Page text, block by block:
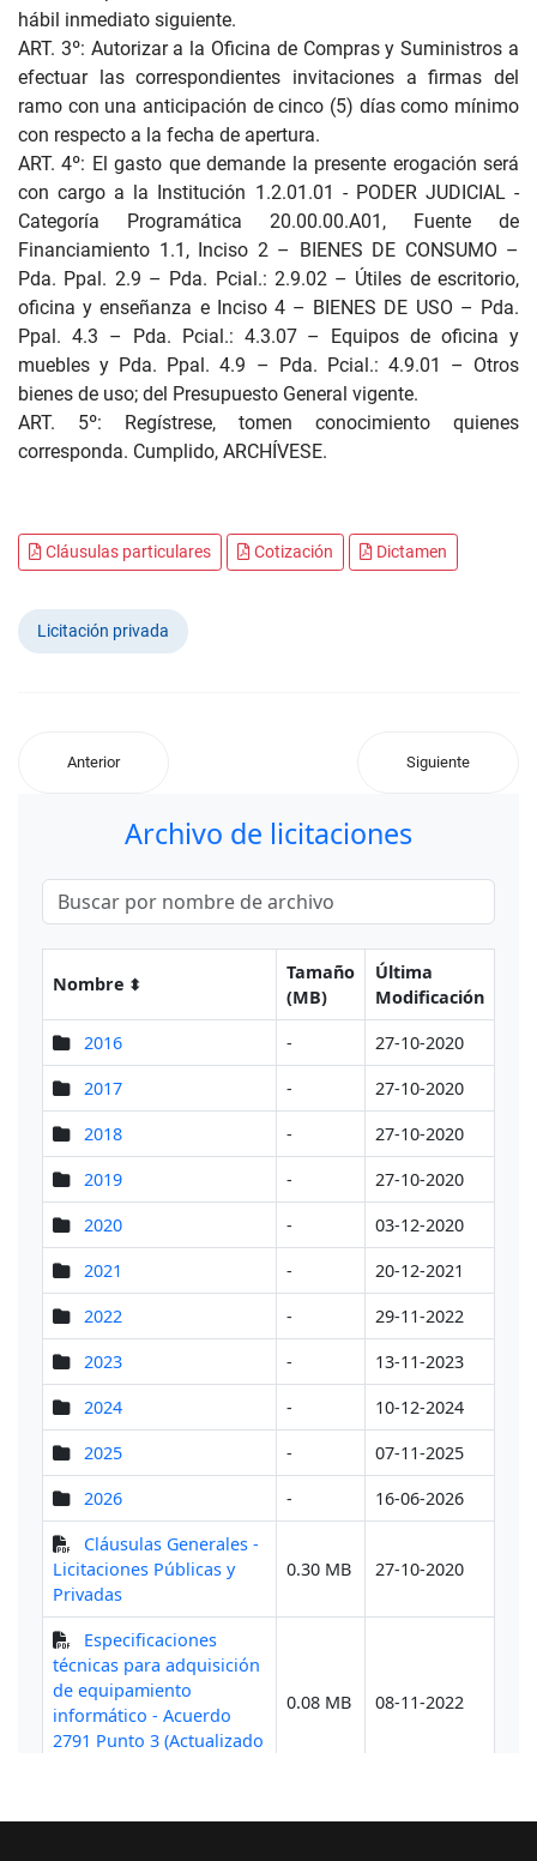
hábil inmediato siguiente.
ART. 3º: Autorizar a la Oficina de Compras y Suministros a
efectuar las correspondientes invitaciones a firmas del
ramo con una anticipación de cinco (5) días como mínimo
con respecto a la fecha de apertura.
ART. 4º: El gasto que demande la presente erogación será
con cargo a la Institución 1.2.01.01 - PODER JUDICIAL -
Categoría Programática 20.00.00.A01, Fuente de
Financiamiento 1.1, Inciso 2 – BIENES DE CONSUMO –
Pda. Ppal. 2.9 – Pda. Pcial.: 2.9.02 – Útiles de escritorio,
oficina y enseñanza e Inciso 4 – BIENES DE USO – Pda.
Ppal. 4.3 – Pda. Pcial.: 4.3.07 – Equipos de oficina y
muebles y Pda. Ppal. 4.9 – Pda. Pcial.: 4.9.01 – Otros
bienes de uso; del Presupuesto General vigente.
ART. 5º: Regístrese, tomen conocimiento quienes
corresponda. Cumplido, ARCHÍVESE.
Cláusulas particulares Cotización Dictamen
Licitación privada
Anterior Siguiente